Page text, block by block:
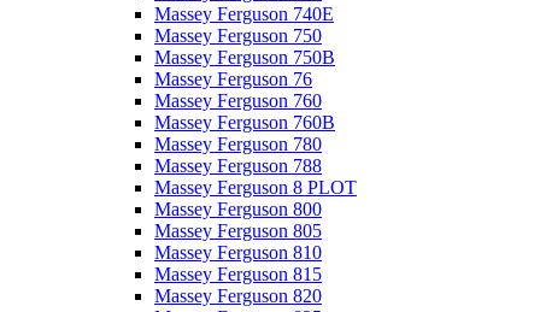
Massey Ferguson 740E
Massey Ferguson 750
Massey Ferguson 750B
Massey Ferguson 76
Massey Ferguson 760
Massey Ferguson 760B
Massey Ferguson 780
Massey Ferguson 788
Massey Ferguson 8 PLOT
Massey Ferguson 800
Massey Ferguson 805
Massey Ferguson 810
Massey Ferguson 815
Massey Ferguson 820